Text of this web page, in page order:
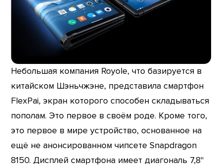
Небольшая компания Royole, что базируется в
китайском Шэньчжэне, представила смартфон
FlexPai, экран которого способен складываться
пополам. Это первое в своём роде. Кроме того,
это первое в мире устройство, основанное на
ещё не анонсированном чипсете Snapdragon
8150. Дисплей смартфона имеет диагональ 7,8"